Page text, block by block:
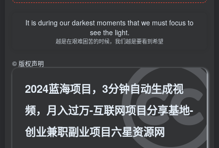
It is during our darkest moments that we must focus to
see the light.
越是在艰难困苦的时候，我们越是要看到希望
© 版权声明
2024蓝海项目，3分钟自动生成视
频，月入过万-互联网项目分享基地-
创业兼职副业项目六星资源网